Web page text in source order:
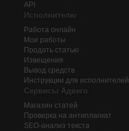
API
Исполнителю
Работа онлайн
Мои работы
Продать статью
Извещения
Вывод средств
Инструкции для исполнителей
Сервисы Адвего
Магазин статей
Проверка на антиплагиат
SEO-анализ текста